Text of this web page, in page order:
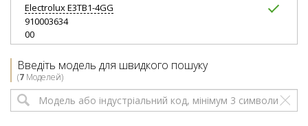
ElectroluxE3TB1-4GG
910003634
00
Electrolux
910003632
00
Введіть модель для швидкого пошуку
(7 Моделей)